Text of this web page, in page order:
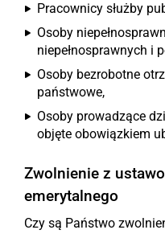
Pracownicy służby
Osoby
niepełnosprawnych i
Osoby bezrobotne
państwowe,
Osoby prowadzące
objęte obowiązkiem
Zwolnienie z
emerytalnego
Czy są Państwo